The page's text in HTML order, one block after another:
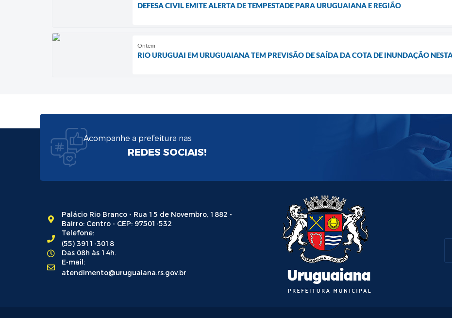
DEFESA CIVIL EMITE ALERTA DE TEMPESTADE PARA URUGUAIANA E REGIÃO
Ontem
RIO URUGUAI EM URUGUAIANA TEM PREVISÃO DE SAÍDA DA COTA DE INUNDAÇÃO
Acompanhe a prefeitura nas
REDES SOCIAIS!
Palácio Rio Branco - Rua 15 de Novembro, 1882 -
Bairro: Centro - CEP: 97501-532
Telefone:
(55) 3911-3018
Das 08h às 14h.
E-mail:
atendimento@uruguaiana.rs.gov.br